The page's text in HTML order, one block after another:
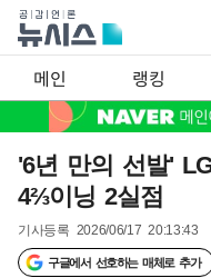
메인 랭킹
'6년 만의 선발'
4⅔이닝 2실점
기사등록 2026/06/17 20:13:43
구글에서 선호하는 매체로 추가